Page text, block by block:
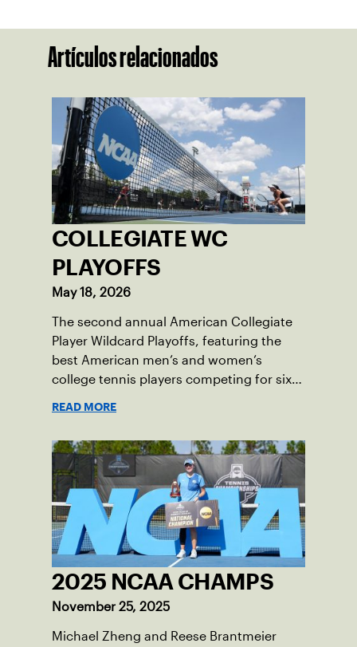
Artículos relacionados
COLLEGIATE WC
PLAYOFFS
May 18, 2026
The second annual American Collegiate
Player Wildcard Playoffs, featuring the
best American men’s and women’s
college tennis players competing for six
READ MORE
2025 NCAA CHAMPS
November 25, 2025
Michael Zheng and Reese Brantmeier